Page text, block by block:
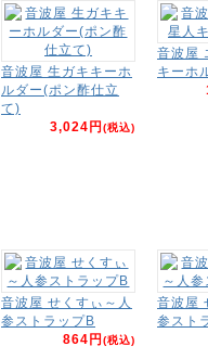
音波屋 生ガキキーホ
ルダー(ポン酢仕立
て)
3,024円(税込)
音波屋
キーホ
音波屋 せくすぃ～人
参ストラップB
864円(税込)
音波屋
参スト